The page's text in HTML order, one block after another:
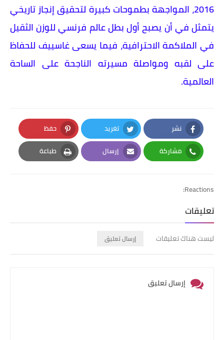
2016، المواجهة بطموحات كبيرة لتحقيق إنجاز تاريخي
يتمثل في أن يصبح أول بطل عالم فرنسي للوزن الثقيل
في الملاكمة الاحترافية، فيما يسعى غاسييف للحفاظ
على لقبه ومواصلة مسيرته الناجحة على الساحة
العالمية.
نشر
Facebook
تغريد
Twitter
حفظ
Pinterest
مشاركة
Whatsapp
إرسال
Email
طباعة
Print
Reactions:
تعليقات
ليست هناك تعليقات إرسال تعليق
إرسال تعليق